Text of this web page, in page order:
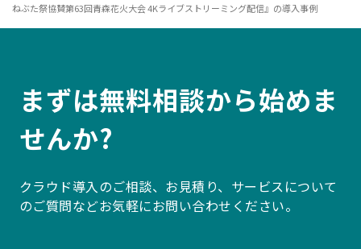
ねぶた祭協賛第63回青森花火大会 4Kライブストリーミング配信』の導入事例
まずは無料相談から始めま
せんか?
クラウド導入のご相談、お見積り、サービスについて
のご質問などお気軽にお問い合わせください。